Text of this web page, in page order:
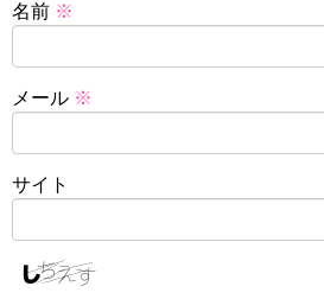
名前 ※
メール ※
サイト